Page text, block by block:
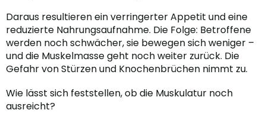
Daraus resultieren ein verringerter Appetit und eine
reduzierte Nahrungsaufnahme. Die Folge: Betroffene
werden noch schwächer, sie bewegen sich weniger –
und die Muskelmasse geht noch weiter zurück. Die
Gefahr von Stürzen und Knochenbrüchen nimmt zu.
Wie lässt sich feststellen, ob die Muskulatur noch
ausreicht?